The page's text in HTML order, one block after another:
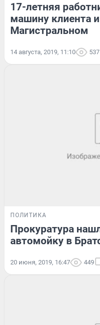
17-летняя
машину клиента
Магистральном
14 августа, 2019, 11:10 537
ПОЛИТИКА
Прокуратура
автомойку в
20 июня, 2019, 16:47 449